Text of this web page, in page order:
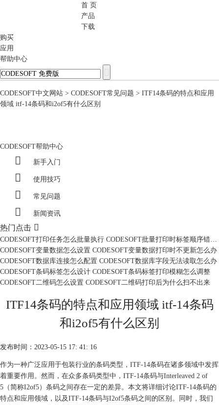
首 页
产品
下载
购买
应用
帮助中心
CODESOFT中文网站 > CODESOFT常见问题 > ITF14条码的特点和应用
领域 itf-14条码和i2of5有什么区别
CODESOFT帮助中心
 新手入门
 使用技巧
 常见问题
 新闻资讯
热门点击 
CODESOFT打印任务怎么批量执行 CODESOFT批量打印时标签顺序错乱怎么办
CODESOFT变量数据怎么设置 CODESOFT变量数据打印时不更新怎么办
CODESOFT数据库连接怎么配置 CODESOFT数据库字段无法读取怎么办
CODESOFT条码标签怎么设计 CODESOFT条码标签打印模糊怎么调整
CODESOFT二维码怎么设置 CODESOFT二维码打印后为什么扫不出来
ITF14条码的特点和应用领域 itf-14条码
和i2of5有什么区别
发布时间：2023-05-15 17: 41: 16
作为一种广泛应用于包装行业的条码类型，ITF-14条码在诸多领域中发挥
着重要作用。然而，在众多条码类型中，ITF-14条码与Interleaved 2 of
5（简称I2of5）条码之间存在一定的差异。本文将详细讨论ITF-14条码的
特点和应用领域，以及ITF-14条码与I2of5条码之间的区别。同时，我们